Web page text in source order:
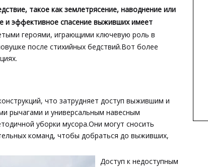
такое как землетрясение, наводнение или
и эффективное спасение выживших имеет
героями, играющими ключевую роль в
после стихийных бедствий.Вот более
что затрудняет доступ выжившим и
рычагами и универсальным навесным
уборки мусора.Они могут сносить
команд, чтобы добраться до выживших,
Доступ к недоступным